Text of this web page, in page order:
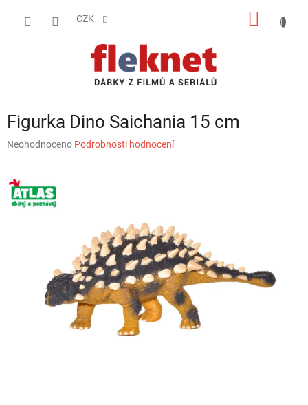
CZK
Figurka Dino Saichania 15 cm
Průměrné
je
0,0
Neohodnoceno Podrobnosti hodnocení